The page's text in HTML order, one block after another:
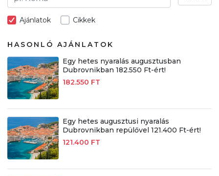
Ajánlatok Cikkek
HASONLÓ AJÁNLATOK
Egy hetes nyaralás augusztusban
Dubrovnikban 182.550 Ft-ért!
182.550 FT
Egy hetes augusztusi nyaralás
Dubrovnikban repülővel 121.400 Ft-ért!
121.400 FT